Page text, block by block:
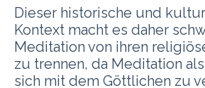
Dieser historische und
Kontext macht es daher
Meditation von ihren
zu trennen, da Meditation
sich mit dem Göttlichen zu